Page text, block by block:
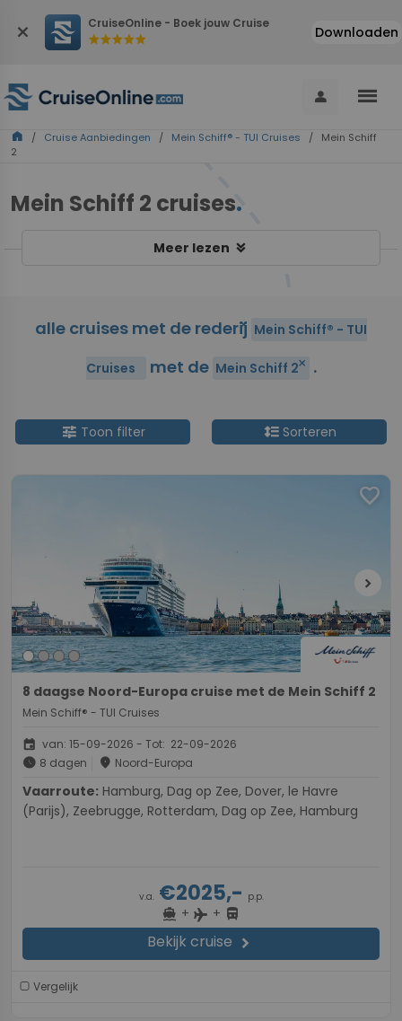
close CruiseOnline - Boek jouw Cruise
starstarstarstarstar Downloaden
person menu
home / Cruise Aanbiedingen / Mein Schiff® - TUI Cruises / Mein Schiff
2
Mein Schiff 2 cruises.
Meer lezen keyboard_double_arrow_down
alle cruises met de rederij Mein Schiff® - TUI
Cruises
close
met de Mein Schiff 2close .
tune Toon filter format_line_spacingSorteren
favorite
chevron_right
8 daagse Noord-Europa cruise met de Mein Schiff 2
Mein Schiff® - TUI Cruises
event van: 15-09-2026 - Tot: 22-09-2026
schedule 8 dagen place Noord-Europa
Vaarroute:
(Parijs), Zeebrugge, Rotterdam, Dag op Zee, Hamburg
v.a.€2025,- p.p.
directions_boat + flight + directions_bus
Bekijk cruise chevron_right
Vergelijk